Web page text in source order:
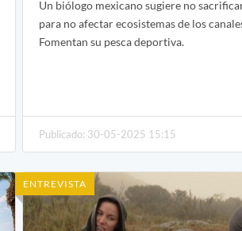
Un biólogo mexicano sugiere no
para no afectar ecosistemas de los
Fomentan su pesca deportiva.
Publicado: 30-05-2025 15:15
ENTREVISTA